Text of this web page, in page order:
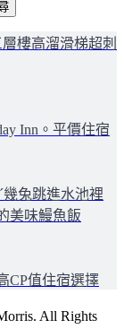
樓高溜滑梯超刺
Inn。平價住宿
幾兔跳進水池裡
美味鰻魚飯
CP值住宿選擇
All Rights